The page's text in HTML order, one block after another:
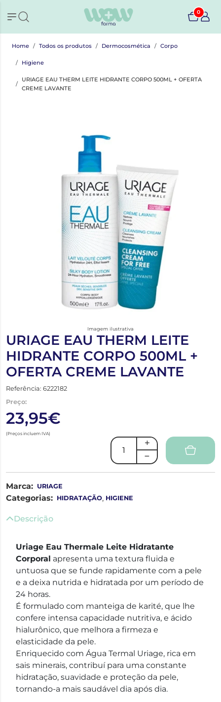
0
Home Todos os produtos Dermocosmética Corpo
Higiene
URIAGE EAU THERM LEITE HIDRANTE CORPO 500ML + OFERTA
CREME LAVANTE
Imagem ilustrativa
URIAGE EAU THERM LEITE
HIDRANTE CORPO 500ML +
OFERTA CREME LAVANTE
Referência: 6222182
Preço:
23,95€
(Preços incluem IVA)
Marca: URIAGE
Categorias: HIDRATAÇÃO, HIGIENE
Descrição
Uriage Eau Thermale Leite Hidratante
Corporal apresenta uma textura fluida e
untuosa que se funde rapidamente com a pele
e a deixa nutrida e hidratada por um período de
24 horas.
É formulado com manteiga de karité, que lhe
confere intensa capacidade nutritiva, e ácido
hialurônico, que melhora a firmeza e
elasticidade da pele.
Enriquecido com Água Termal Uriage, rica em
sais minerais, contribuí para uma constante
hidratação, suavidade e proteção da pele,
tornando-a mais saudável dia após dia.